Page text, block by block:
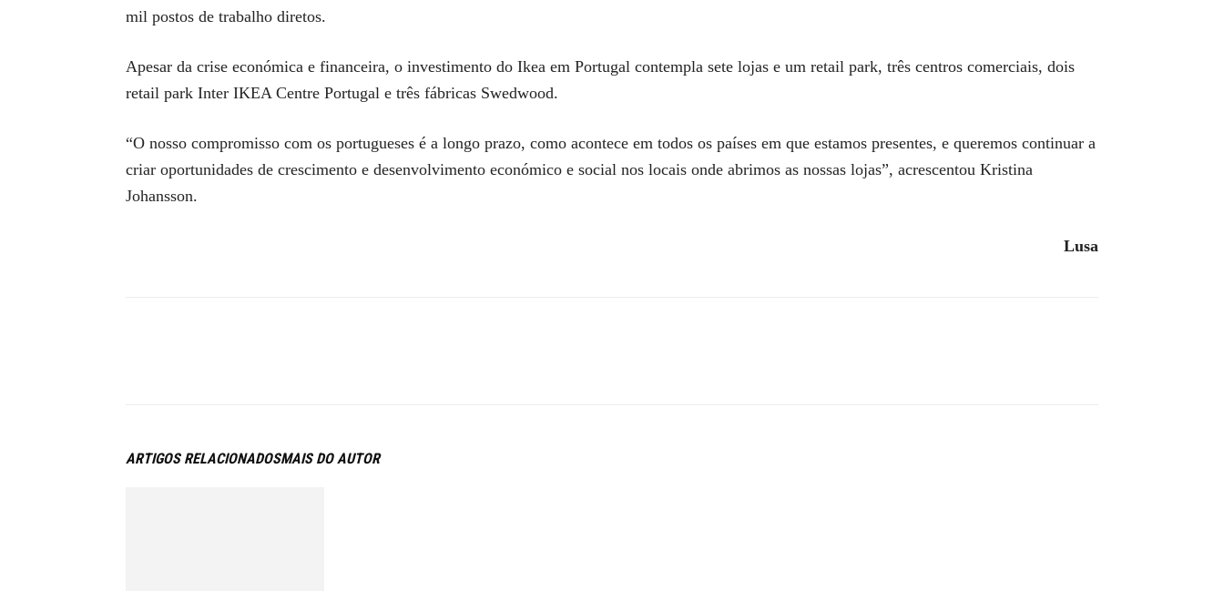
mil postos de trabalho diretos.
Apesar da crise económica e financeira, o investimento do Ikea em Portugal contempla sete lojas e um retail park, três centros comerciais, dois
retail park Inter IKEA Centre Portugal e três fábricas Swedwood.
“O nosso compromisso com os portugueses é a longo prazo, como acontece em todos os países em que estamos presentes, e queremos continuar a
criar oportunidades de crescimento e desenvolvimento económico e social nos locais onde abrimos as nossas lojas”, acrescentou Kristina
Johansson.
Lusa
ARTIGOS RELACIONADOSMAIS DO AUTOR